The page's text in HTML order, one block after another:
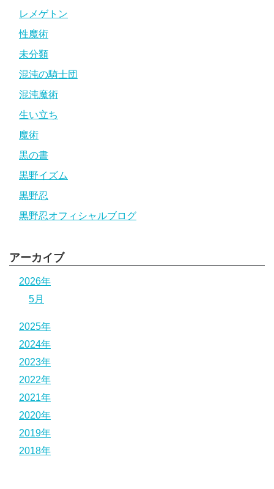
レメゲトン
性魔術
未分類
混沌の騎士団
混沌魔術
生い立ち
魔術
黒の書
黒野イズム
黒野忍
黒野忍オフィシャルブログ
アーカイブ
2026年
5月
2025年
2024年
2023年
2022年
2021年
2020年
2019年
2018年